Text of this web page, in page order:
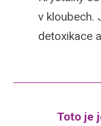
v kloubech.
detoxikace
Toto je